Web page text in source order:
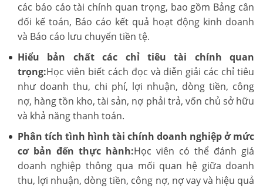
các báo cáo tài chính quan trọng, bao gồm Bảng cân
đối kế toán, Báo cáo kết quả hoạt động kinh doanh
và Báo cáo lưu chuyển tiền tệ.
Hiểu bản chất các chỉ tiêu tài chính quan
trọng:Học viên biết cách đọc và diễn giải các chỉ tiêu
như doanh thu, chi phí, lợi nhuận, dòng tiền, công
nợ, hàng tồn kho, tài sản, nợ phải trả, vốn chủ sở hữu
và khả năng thanh toán.
Phân tích tình hình tài chính doanh nghiệp ở mức
cơ bản đến thực hành:Học viên có thể đánh giá
doanh nghiệp thông qua mối quan hệ giữa doanh
thu, lợi nhuận, dòng tiền, công nợ, nợ vay và hiệu quả